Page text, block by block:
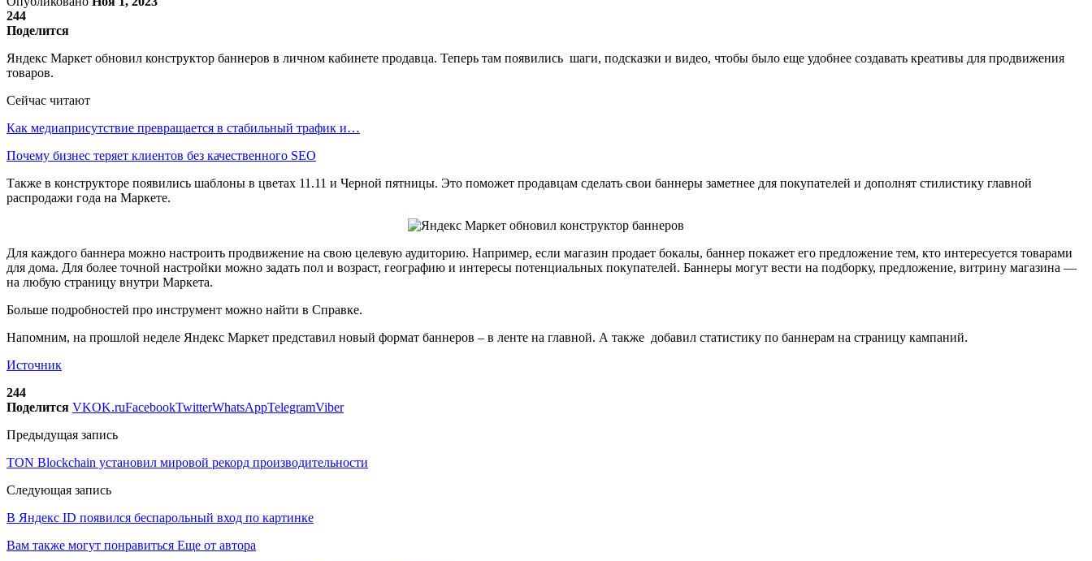
244
Поделится
Яндекс Маркет обновил конструктор баннеров в личном кабинете продавца. Теперь там появились шаги, подсказки и видео, чтобы было еще удобнее создавать креативы для продвижения
товаров.
Сейчас читают
Как медиаприсутствие превращается в стабильный трафик и…
Почему бизнес теряет клиентов без качественного SEO
Также в конструкторе появились шаблоны в цветах 11.11 и Черной пятницы. Это поможет продавцам сделать свои баннеры заметнее для покупателей и дополнят стилистику главной
распродажи года на Маркете.
Для каждого баннера можно настроить продвижение на свою целевую аудиторию. Например, если магазин продает бокалы, баннер покажет его предложение тем, кто интересуется товарами
для дома. Для более точной настройки можно задать пол и возраст, географию и интересы потенциальных покупателей. Баннеры могут вести на подборку, предложение, витрину магазина —
на любую страницу внутри Маркета.
Больше подробностей про инструмент можно найти в Справке.
Напомним, на прошлой неделе Яндекс Маркет представил новый формат баннеров – в ленте на главной. А также добавил статистику по баннерам на страницу кампаний.
Источник
244
Поделится VKOK.ruFacebookTwitterWhatsAppTelegramViber
Предыдущая запись
TON Blockchain установил мировой рекорд производительности
Следующая запись
В Яндекс ID появился беспарольный вход по картинке
Вам также могут понравиться Еще от автора